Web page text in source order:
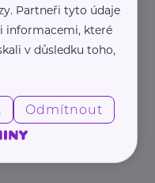
Partneři tyto údaje
informacemi, které
v důsledku toho,
Odmítnout